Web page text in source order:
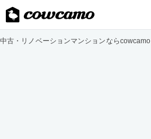
中古・リノベーションマンションならcowcamo